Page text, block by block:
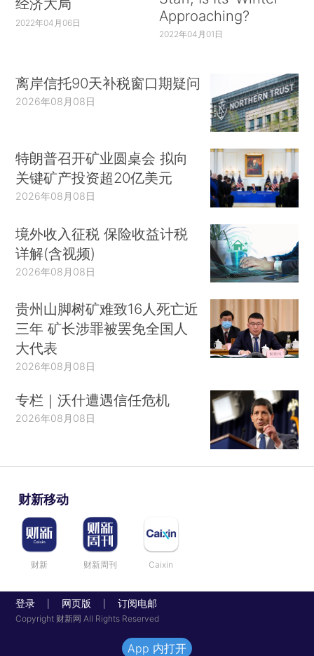
2022年04月06日
Approaching?
2022年04月01日
离岸信托90天补税窗口期疑问
2026年08月08日
特朗普召开矿业圆桌会 拟向
关键矿产投资超20亿美元
2026年08月08日
境外收入征税 保险收益计税
详解(含视频)
2026年08月08日
贵州山脚树矿难致16人死亡近
三年 矿长涉罪被罢免全国人
大代表
2026年08月08日
专栏｜沃什遭遇信任危机
2026年08月08日
财新移动
财新 财新周刊 Caixin
登录 网页版 订阅电邮
Copyright 财新网 All Rights Reserved
App 内打开